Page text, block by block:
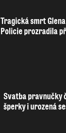
Tragická smrt
Policie prozradila
Svatba pravnučky
šperky i urozená